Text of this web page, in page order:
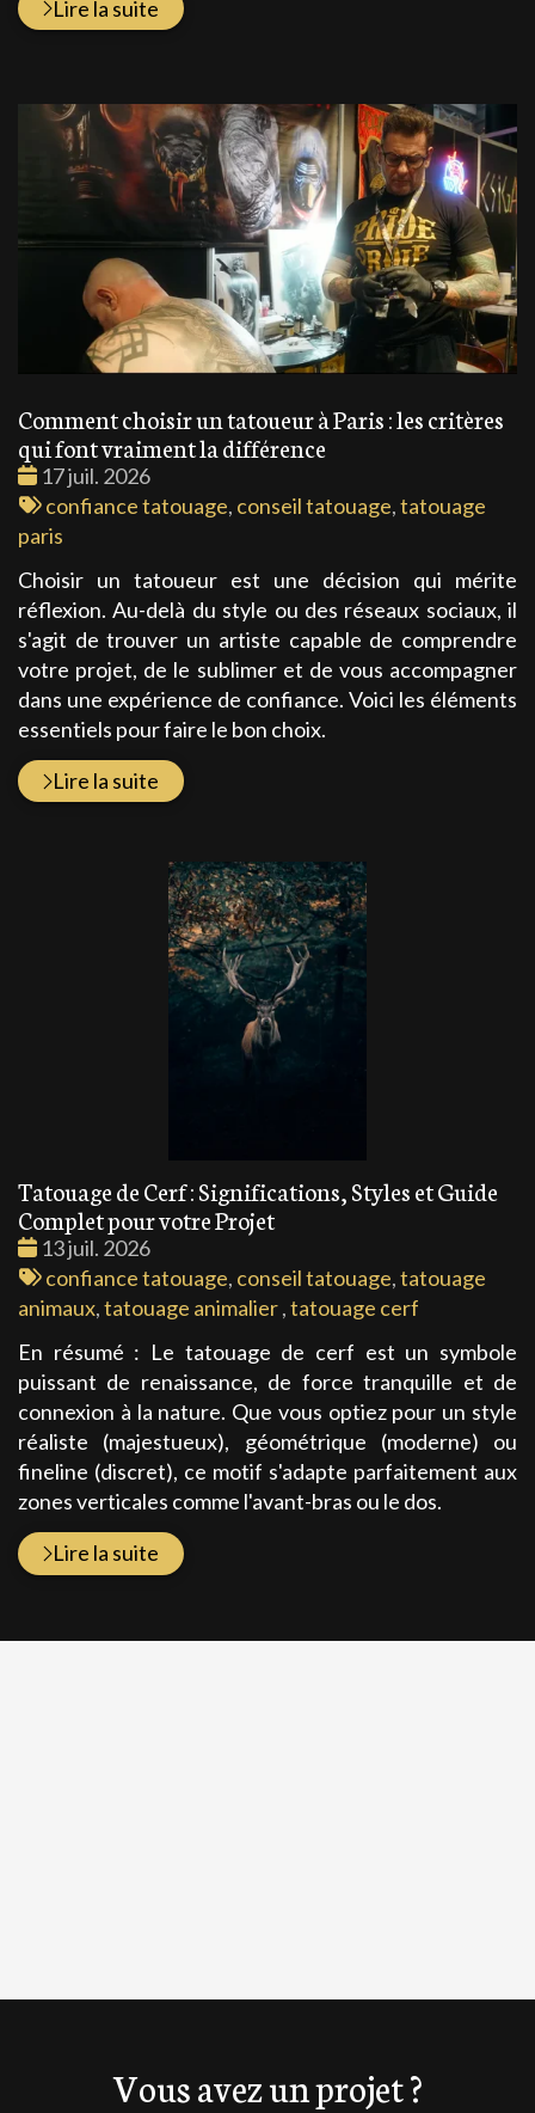
Lire la suite
Comment choisir un tatoueur à Paris : les critères
qui font vraiment la différence
Date
:
17 juil. 2026
Tags
:
confiance tatouage, conseil tatouage,tatouage
paris
Choisir un tatoueur est une décision qui mérite
réflexion. Au-delà du style ou des réseaux sociaux, il
s'agit de trouver un artiste capable de comprendre
votre projet, de le sublimer et de vous accompagner
dans une expérience de confiance. Voici les éléments
essentiels pour faire le bon choix.
Lire la suite
Tatouage de Cerf : Significations, Styles et Guide
Complet pour votre Projet
Date
:
13 juil. 2026
Tags
:
confiance tatouage, conseil tatouage,tatouage
animaux,tatouage animalier,tatouage cerf
En résumé : Le tatouage de cerf est un symbole
puissant de renaissance, de force tranquille et de
connexion à la nature. Que vous optiez pour un style
réaliste (majestueux), géométrique (moderne) ou
fineline (discret), ce motif s'adapte parfaitement aux
zones verticales comme l'avant-bras ou le dos.
Lire la suite
Vous avez un projet ?